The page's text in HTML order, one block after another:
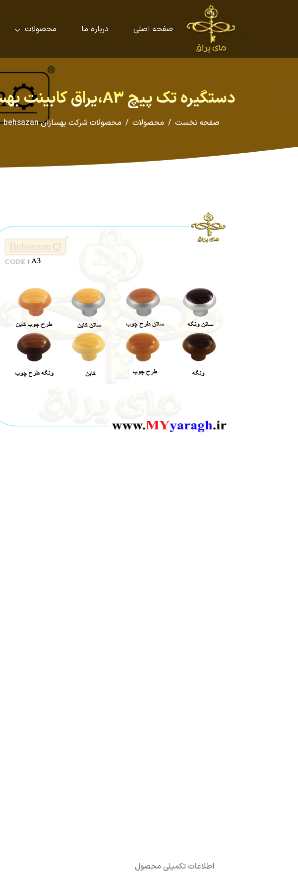
صفحه اصلی درباره ما محصولات
دستگیره تک پیچ A3،یراق کابینت بهسازان
صفحه نخست محصولات محصولات شرکت بهسازان behsazan
اطلاعات تکمیلی محصول